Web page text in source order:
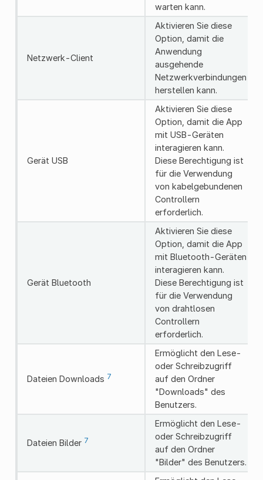
warten kann.
Netzwerk-Client
Aktivieren Sie diese
Option, damit die
Anwendung
ausgehende
Netzwerkverbindungen
herstellen kann.
Gerät USB
Aktivieren Sie diese
Option, damit die App
mit USB-Geräten
interagieren kann.
Diese Berechtigung ist
für die Verwendung
von kabelgebundenen
Controllern
erforderlich.
Gerät Bluetooth
Aktivieren Sie diese
Option, damit die App
mit Bluetooth-Geräten
interagieren kann.
Diese Berechtigung ist
für die Verwendung
von drahtlosen
Controllern
erforderlich.
Dateien Downloads 7
Ermöglicht den Lese-
oder Schreibzugriff
auf den Ordner
"Downloads" des
Benutzers.
Dateien Bilder 7
Ermöglicht den Lese-
oder Schreibzugriff
auf den Ordner
"Bilder" des Benutzers.